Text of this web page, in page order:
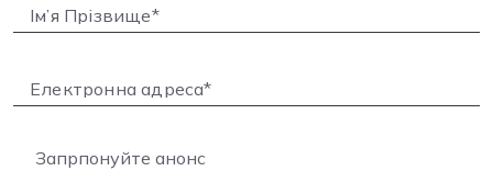
Запрпонуйте анонс